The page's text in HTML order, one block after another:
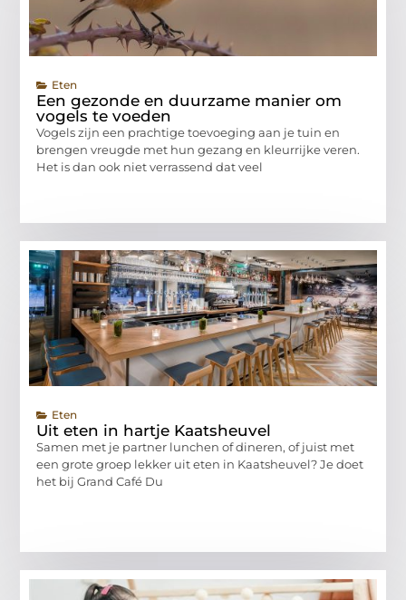
Eten
Een gezonde en duurzame manier om
vogels te voeden
Vogels zijn een prachtige toevoeging aan je tuin en
brengen vreugde met hun gezang en kleurrijke veren.
Het is dan ook niet verrassend dat veel
Eten
Uit eten in hartje Kaatsheuvel
Samen met je partner lunchen of dineren, of juist met
een grote groep lekker uit eten in Kaatsheuvel? Je doet
het bij Grand Café Du